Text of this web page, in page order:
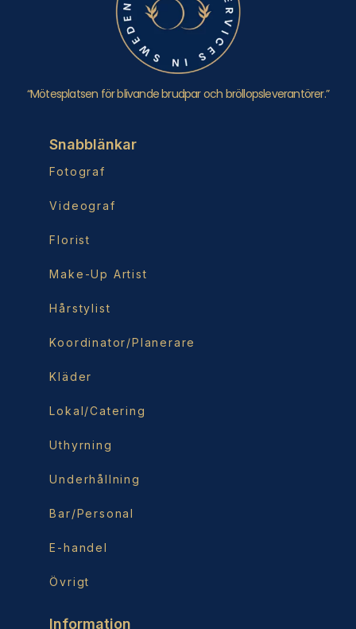
“Mötesplatsen för blivande brudpar och bröllopsleverantörer.”
Snabblänkar
Fotograf
Videograf
Florist
Make-Up Artist
Hårstylist
Koordinator/Planerare
Kläder
Lokal/Catering
Uthyrning
Underhållning
Bar/Personal
E-handel
Övrigt
Information